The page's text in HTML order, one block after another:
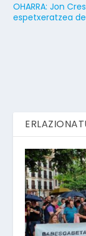
OHARRA: Jon
espetxeratzea